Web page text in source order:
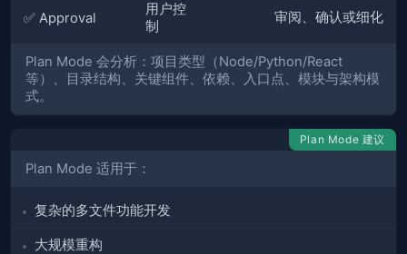
✅ Approval
用户控
制
审阅、确认或细化
Plan Mode 会分析：项目类型（Node/Python/React
等）、目录结构、关键组件、依赖、入口点、模块与架构模
式。
Plan Mode 建议
Plan Mode 适用于：
复杂的多文件功能开发
大规模重构